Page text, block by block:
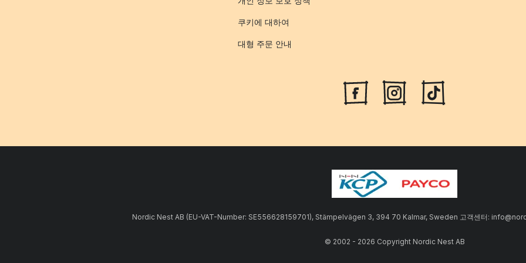
쿠키에 대하여
대형 주문 안내
Nordic Nest AB (EU-VAT-Number: SE556628159701), Stämpelvägen 3, 394 70 Kalmar, Sweden 고객센터:
© 2002 - 2026 Copyright Nordic Nest AB